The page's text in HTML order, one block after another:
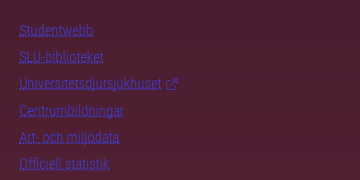
Studentwebb
SLU-biblioteket
Universitetsdjursjukhuset
Centrumbildningar
Art- och miljödata
Officiell statistik